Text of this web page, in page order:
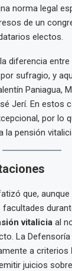
norma legal
de un
electos.
diferencia entre
sufragio, y
Paniagua,
Jerí. En estos
por lo
la pensión
que,
vitalicia al
La
a criterios
juicios